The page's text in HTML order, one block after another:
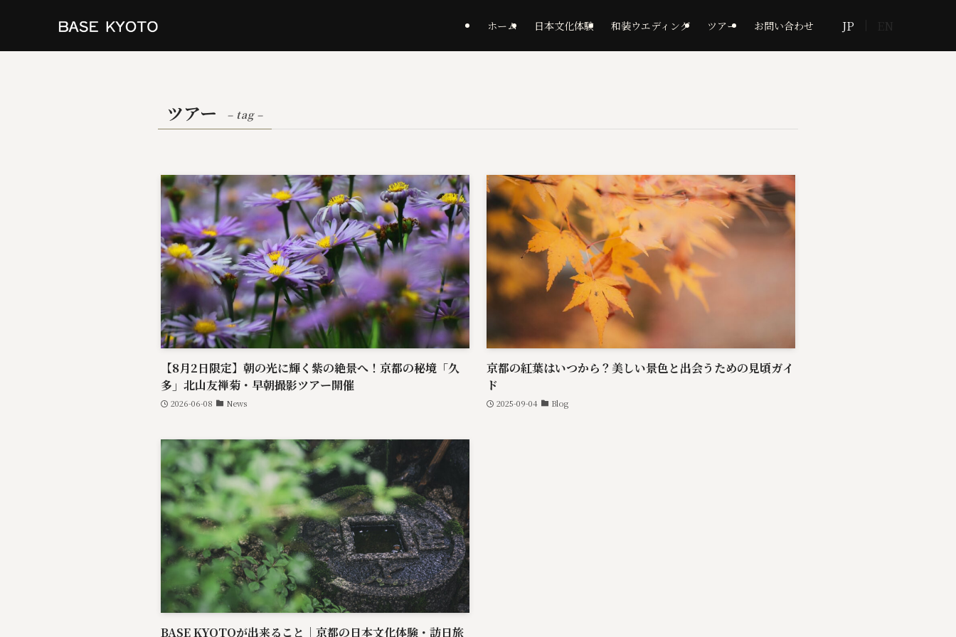
ホーム 日本文化体験 和装ウエディング ツアー お問い合わせ JP
ツアー – tag –
【8月2日限定】朝の光に輝く紫の絶景へ！京都の秘境「久
多」北山友禅菊・早朝撮影ツアー開催
2026-06-08 News
京都の紅葉はいつから？美しい景色と出会うための見頃ガイ
ド
2025-09-04 Blog
BASE KYOTOが出来ること｜京都の日本文化体験・訪日旅